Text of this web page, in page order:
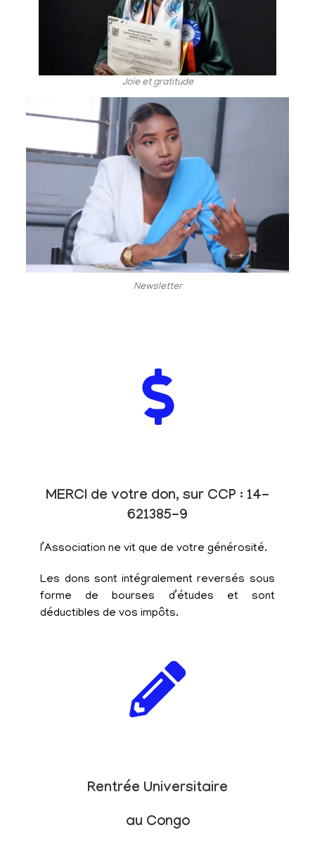
Joie et gratitude
Newsletter
MERCI de votre don, sur CCP : 14-
621385-9
l’Association ne vit que de votre générosité.
Les dons sont intégralement reversés sous
forme de bourses d’études et sont
déductibles de vos impôts.
Rentrée Universitaire
au Congo